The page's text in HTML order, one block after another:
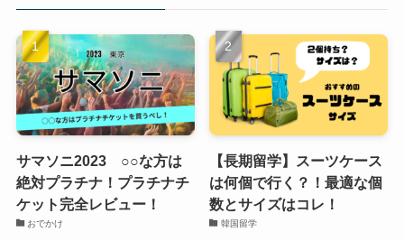
サマソニ2023 ○○な方は
絶対プラチナ！プラチナチ
ケット完全レビュー！
おでかけ
【長期留学】スーツケース
は何個で行く？！最適な個
数とサイズはコレ！
韓国留学